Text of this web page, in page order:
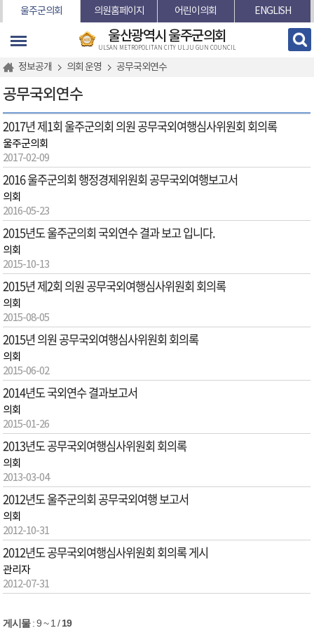
본문바로가기
울주군의회 의원홈페이지 어린이의회 ENGLISH
울산광역시 울주군의회
ULSAN METROPOLITAN CITY ULJU GUN COUNCIL
정보공개 의회 운영 공무국외연수
공무국외연수
2017년 제1회 울주군의회 의원 공무국외여행심사위원회 회의록
울주군의회
2017-02-09
2016 울주군의회 행정경제위원회 공무국외여행보고서
의회
2016-05-23
2015년도 울주군의회 국외연수 결과 보고 입니다.
의회
2015-10-13
2015년 제2회 의원 공무국외여행심사위원회 회의록
의회
2015-08-05
2015년 의원 공무국외여행심사위원회 회의록
의회
2015-06-02
2014년도 국외연수 결과보고서
의회
2015-01-26
2013년도 공무국외여행심사위원회 회의록
의회
2013-03-04
2012년도 울주군의회 공무국외여행 보고서
의회
2012-10-31
2012년도 공무국외여행심사위원회 회의록 게시
관리자
2012-07-31
게시물:9 ~ 1 / 19